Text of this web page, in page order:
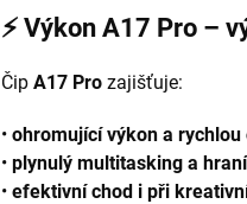
⚡ Výkon A17 Pro –
Čip A17 Pro zajišťuje:
• ohromující výkon a rychlou
• plynulý multitasking a
• efektivní chod i při